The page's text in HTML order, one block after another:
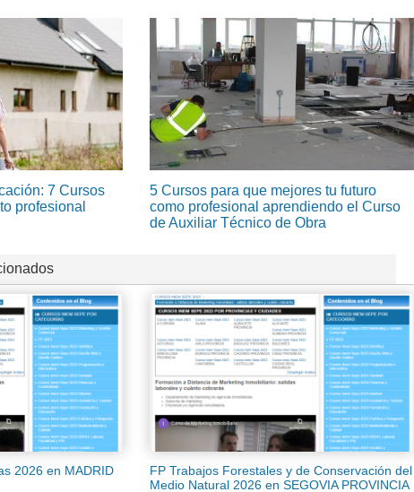
7 Cursos
profesional
5 Cursos para que mejores tu futuro
como profesional aprendiendo el Curso
de Auxiliar Técnico de Obra
2026 en MADRID
FP Trabajos Forestales y de Conservación del
Medio Natural 2026 en SEGOVIA PROVINCIA